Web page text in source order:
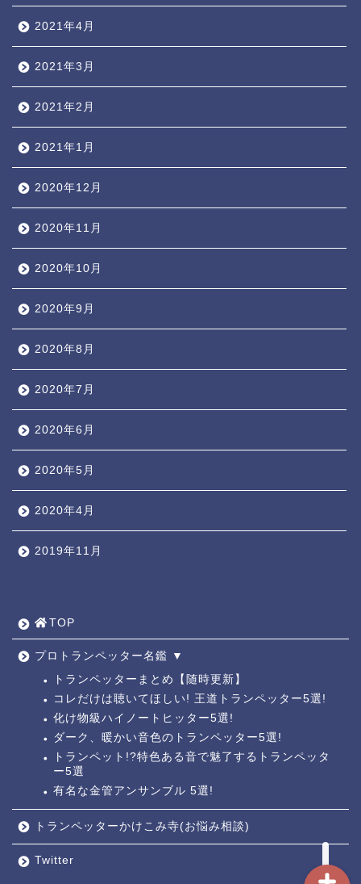
2021年4月
2021年3月
2021年2月
2021年1月
2020年12月
2020年11月
2020年10月
2020年9月
2020年8月
2020年7月
2020年6月
2020年5月
2020年4月
2019年11月
TOP
プロトランペッター名鑑 ▼
トランペッターまとめ【随時更新】
コレだけは聴いてほしい! 王道トランペッター5選!
化け物級ハイノートヒッター5選!
ダーク、暖かい音色のトランペッター5選!
トランペット!?特色ある音で魅了するトランペッタ
ー5選
有名な金管アンサンブル 5選!
トランペッターかけこみ寺(お悩み相談)
Twitter
トランペッター名鑑 ┫
トランペットの練習法 ┫
お悩み相談回答┛